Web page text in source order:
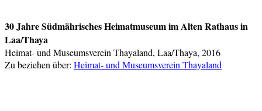
30 Jahre Südmährisches Heimatmuseum im Alten Rathaus in
Laa/Thaya
Heimat- und Museumsverein Thayaland, Laa/Thaya, 2016
Zu beziehen über: Heimat- und Museumsverein Thayaland